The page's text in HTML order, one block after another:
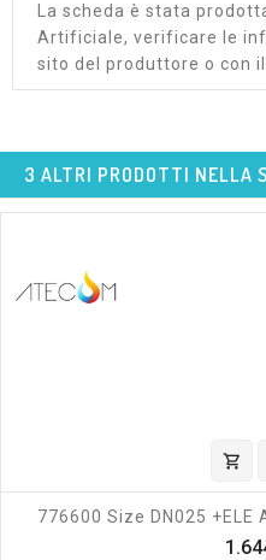
La scheda è stata
Artificiale, verificare le
sito del produttore o con
3 ALTRI PRODOTTI NELLA
shopping_cart
776600 Size DN025